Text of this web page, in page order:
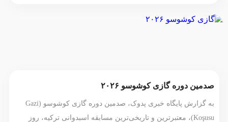
صدمین دوره گازی کوشوسو ۲۰۲۶
به گزارش پایگاه خبری پدوک، صدمین دوره گازی کوشوسو (Gazi
Koşusu)، معتبرترین و تاریخی‌ترین مسابقه اسبدوانی ترکیه، روز